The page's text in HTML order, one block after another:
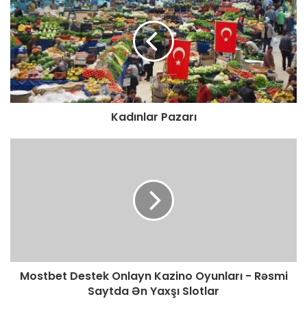
Kadınlar Pazarı
Mostbet Destek Onlayn Kazino Oyunları - Rəsmi
Saytda Ən Yaxşı Slotlar